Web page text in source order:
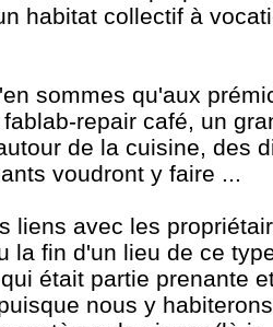
habitat collectif à
sommes qu'aux
repair café, un
de la cuisine, des
voudront y faire ...
liens avec les
la fin d'un lieu de ce
était partie prenante
nous y